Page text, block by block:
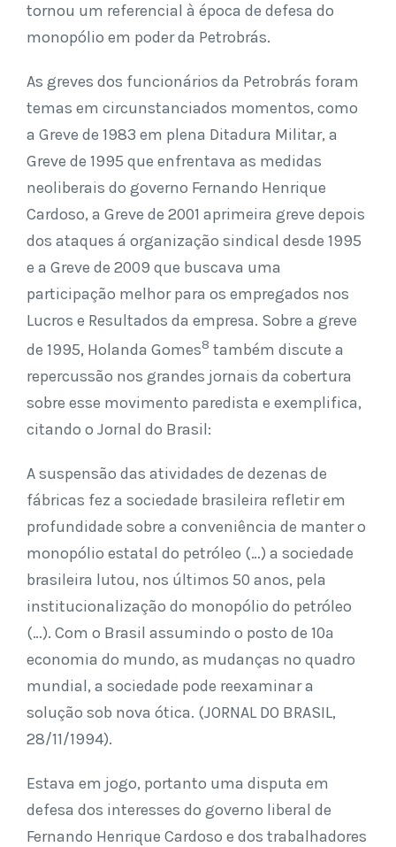
tornou um referencial à época de defesa do
monopólio em poder da Petrobrás.
As greves dos funcionários da Petrobrás foram
temas em circunstanciados momentos, como
a Greve de 1983 em plena Ditadura Militar, a
Greve de 1995 que enfrentava as medidas
neoliberais do governo Fernando Henrique
Cardoso, a Greve de 2001 aprimeira greve depois
dos ataques á organização sindical desde 1995
e a Greve de 2009 que buscava uma
participação melhor para os empregados nos
Lucros e Resultados da empresa. Sobre a greve
de 1995, Holanda Gomes8 também discute a
repercussão nos grandes jornais da cobertura
sobre esse movimento paredista e exemplifica,
citando o Jornal do Brasil:
A suspensão das atividades de dezenas de
fábricas fez a sociedade brasileira refletir em
profundidade sobre a conveniência de manter o
monopólio estatal do petróleo (…) a sociedade
brasileira lutou, nos últimos 50 anos, pela
institucionalização do monopólio do petróleo
(…). Com o Brasil assumindo o posto de 10ª
economia do mundo, as mudanças no quadro
mundial, a sociedade pode reexaminar a
solução sob nova ótica. (JORNAL DO BRASIL,
28/11/1994).
Estava em jogo, portanto uma disputa em
defesa dos interesses do governo liberal de
Fernando Henrique Cardoso e dos trabalhadores